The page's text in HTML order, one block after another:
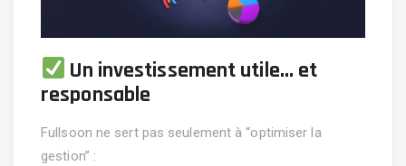
Un investissement utile… et
responsable
Fullsoon ne sert pas seulement à “optimiser la
gestion” :